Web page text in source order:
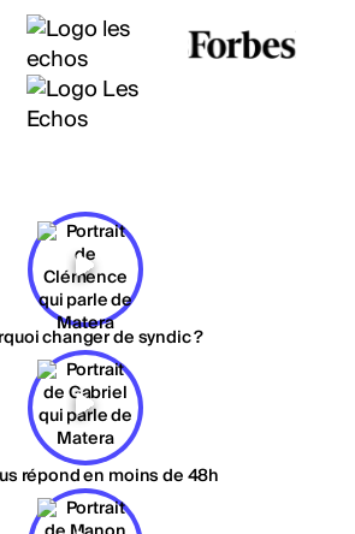
changer de syndic ?
répond en moins de 48h